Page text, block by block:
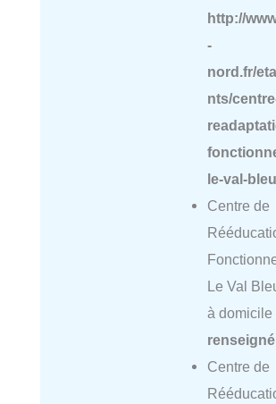
http://
-
nord.fr/
nts/
le-val-bleu
Centre de
Le Val
à domicile
renseigné
Centre de